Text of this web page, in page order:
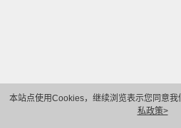
本站点使用Cookies，继续浏览表示您同意我
私政策>